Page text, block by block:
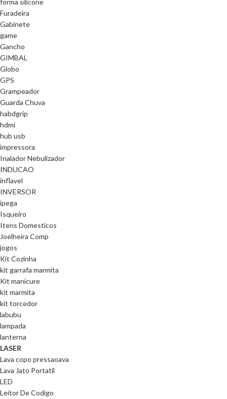
forma silicone
Furadeira
Gabinete
game
Gancho
GIMBAL
Globo
GPS
Grampeador
Guarda Chuva
habdgrip
hdmi
hub usb
impressora
Inalador Nebulizador
INDUCAO
inflavel
INVERSOR
ipega
Isqueiro
Itens Domesticos
Joelheira Comp
jogos
Kit Cozinha
kit garrafa marmita
Kit manicure
kit marmita
kit torcedor
labubu
lampada
lanterna
LASER
Lava copo pressaoava
Lava Jato Portatil
LED
Leitor De Codigo